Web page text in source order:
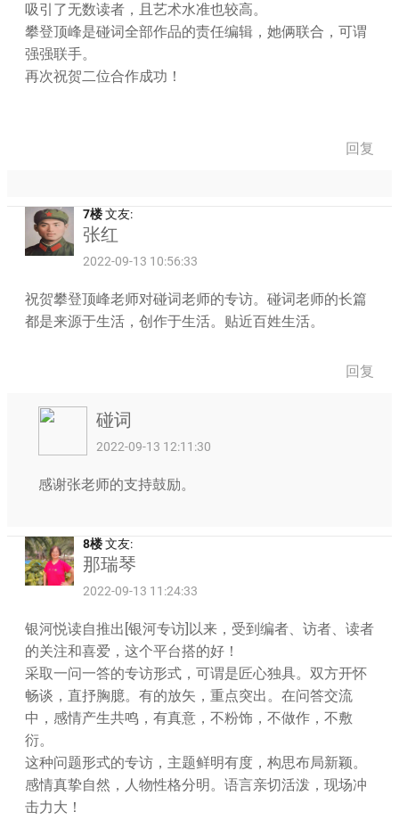
吸引了无数读者，且艺术水准也较高。
攀登顶峰是碰词全部作品的责任编辑，她俩联合，可谓
强强联手。
再次祝贺二位合作成功！
回复
7楼文友:
张红
2022-09-13 10:56:33
祝贺攀登顶峰老师对碰词老师的专访。碰词老师的长篇
都是来源于生活，创作于生活。贴近百姓生活。
回复
碰词
2022-09-13 12:11:30
感谢张老师的支持鼓励。
8楼文友:
那瑞琴
2022-09-13 11:24:33
银河悦读自推出[银河专访]以来，受到编者、访者、读者
的关注和喜爱，这个平台搭的好！
采取一问一答的专访形式，可谓是匠心独具。双方开怀
畅谈，直抒胸臆。有的放矢，重点突出。在问答交流
中，感情产生共鸣，有真意，不粉饰，不做作，不敷
衍。
这种问题形式的专访，主题鲜明有度，构思布局新颖。
感情真挚自然，人物性格分明。语言亲切活泼，现场冲
击力大！